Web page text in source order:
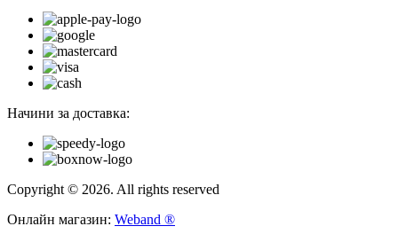
Начини за доставка:
Copyright © 2026. All rights reserved
Онлайн магазин: Weband ®